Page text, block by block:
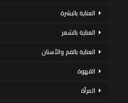
العناية بالبشرة
العناية بالشعر
العناية بالفم والأسنان
القهوة
المرأة